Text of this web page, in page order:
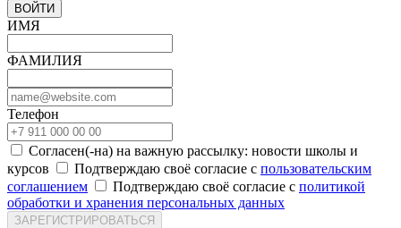
ВОЙТИ
ИМЯ
ФАМИЛИЯ
Телефон
Согласен(-на) на важную рассылку: новости школы и
курсов
Подтверждаю своё согласие с пользовательским
соглашением
Подтверждаю своё согласие с политикой
обработки и хранения персональных данных
ЗАРЕГИСТРИРОВАТЬСЯ